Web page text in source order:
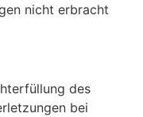
nicht erbracht
des
bei